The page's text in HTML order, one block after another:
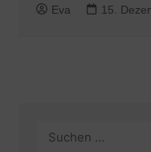
Eva 15.